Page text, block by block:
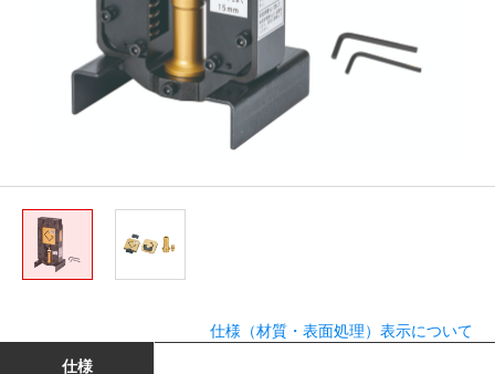
仕様（材質・表面処理）表示について
仕様